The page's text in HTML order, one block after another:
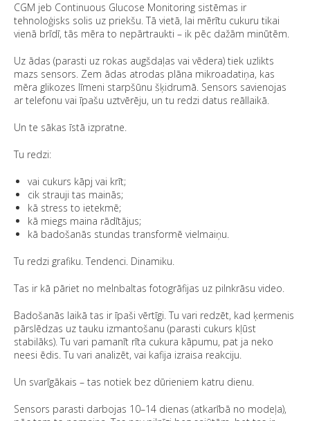
CGM jeb Continuous Glucose Monitoring sistēmas ir
tehnoloģisks solis uz priekšu. Tā vietā, lai mērītu cukuru tikai
vienā brīdī, tās mēra to nepārtraukti – ik pēc dažām minūtēm.
Uz ādas (parasti uz rokas augšdaļas vai vēdera) tiek uzlikts
mazs sensors. Zem ādas atrodas plāna mikroadatiņa, kas
mēra glikozes līmeni starpšūnu šķidrumā. Sensors savienojas
ar telefonu vai īpašu uztvērēju, un tu redzi datus reāllaikā.
Un te sākas īstā izpratne.
Tu redzi:
vai cukurs kāpj vai krīt;
cik strauji tas mainās;
kā stress to ietekmē;
kā miegs maina rādītājus;
kā badošanās stundas transformē vielmaiņu.
Tu redzi grafiku. Tendenci. Dinamiku.
Tas ir kā pāriet no melnbaltas fotogrāfijas uz pilnkrāsu video.
Badošanās laikā tas ir īpaši vērtīgi. Tu vari redzēt, kad ķermenis
pārslēdzas uz tauku izmantošanu (parasti cukurs kļūst
stabilāks). Tu vari pamanīt rīta cukura kāpumu, pat ja neko
neesi ēdis. Tu vari analizēt, vai kafija izraisa reakciju.
Un svarīgākais – tas notiek bez dūrieniem katru dienu.
Sensors parasti darbojas 10–14 dienas (atkarībā no modeļa),